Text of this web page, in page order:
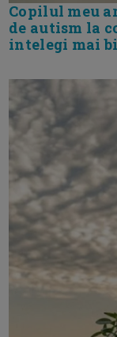
Copilul meu
de autism la
intelegi mai